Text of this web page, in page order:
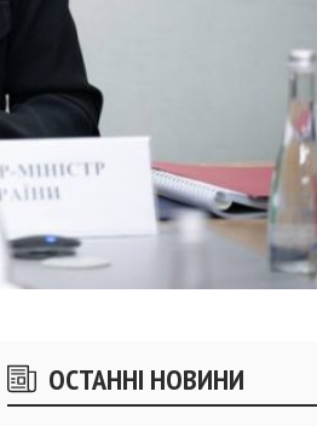
Бічні
віджети
ОСТАННІ НОВИНИ